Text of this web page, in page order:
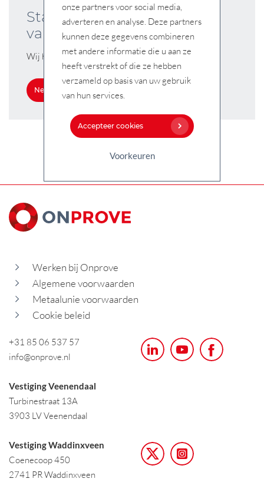
Start uw verbeter-traject
vandaag nog
Wij helpen u graag verder
Neem contact op
+31 85 06 537 57
info@onprove.nl
Vestiging Veenendaal
Turbinestraat 13A
3903 LV Veenendaal
Vestiging Waddinxveen
Coenecoop 450
2741 PR Waddinxveen
Werken bij Onprove
Algemene voorwaarden
Metaalunie voorwaarden
Cookie beleid
onze partners voor social media,
adverteren en analyse. Deze partners
kunnen deze gegevens combineren
met andere informatie die u aan ze
heeft verstrekt of die ze hebben
verzameld op basis van uw gebruik
van hun services.
Accepteer cookies
Voorkeuren